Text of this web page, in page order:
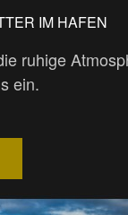
IM HAFEN
ruhige
ein.